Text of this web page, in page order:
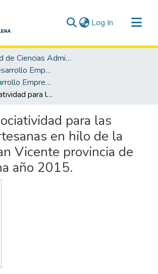
Log In (current)
Facultad de Ciencias Administrativas
Carrera de Desarrollo Empresarial
Tesis de Desarrollo Empresarial
Plan de asociatividad para las mujeres artesanas en hilo de la comuna San Vicente provincia de Santa Elena año 2015.
para las
en hilo de la
Vicente provincia de
año 2015.